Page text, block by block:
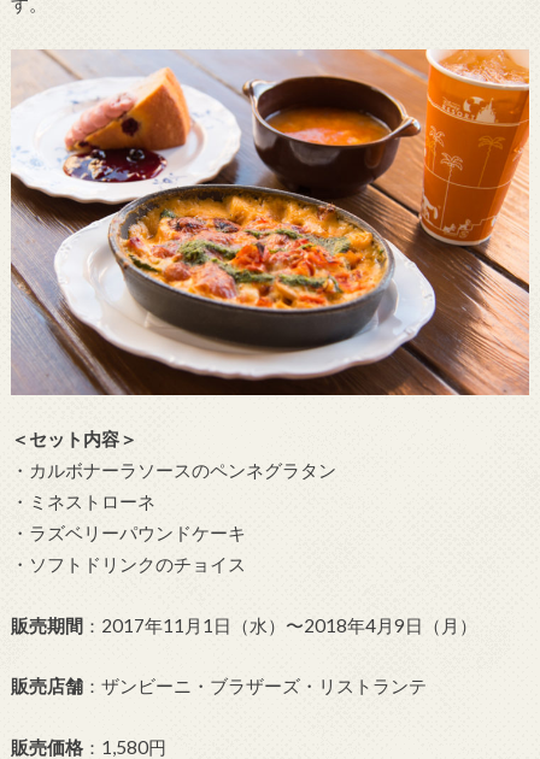
＜セット内容＞
・カルボナーラソースのペンネグラタン
・ミネストローネ
・ラズベリーパウンドケーキ
・ソフトドリンクのチョイス
販売期間：2017年11月1日（水）〜2018年4月9日（月）
販売店舗：ザンビーニ・ブラザーズ・リストランテ
販売価格：1,580円